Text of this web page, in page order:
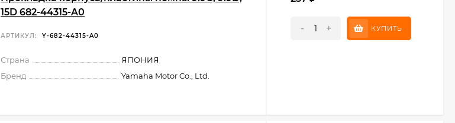
15D 682-44315-A0
АРТИКУЛ: Y-682-44315-A0
Страна
ЯПОНИЯ
Бренд
Yamaha Motor Co., Ltd.
- + КУПИТЬ